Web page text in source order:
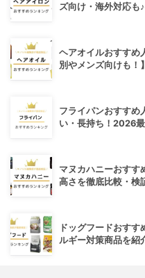
ズ向け・海外対応も♪
ヘアオイルおすすめ
別やメンズ向けも！】
フライパンおすすめ
い・長持ち！2026最
マヌカハニーおすす
高さを徹底比較・検
ドッグフードおす
ルギー対策商品を紹